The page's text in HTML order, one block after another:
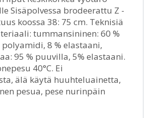
Sisäpolvessa brodeerattu Z -
koossa 38: 75 cm. Teknisiä
tummansininen: 60 %
8 % elastaani,
95 % puuvilla, 5% elastaani.
40°C. Ei
älä käytä huuhteluainetta,
pesua, pese nurinpäin